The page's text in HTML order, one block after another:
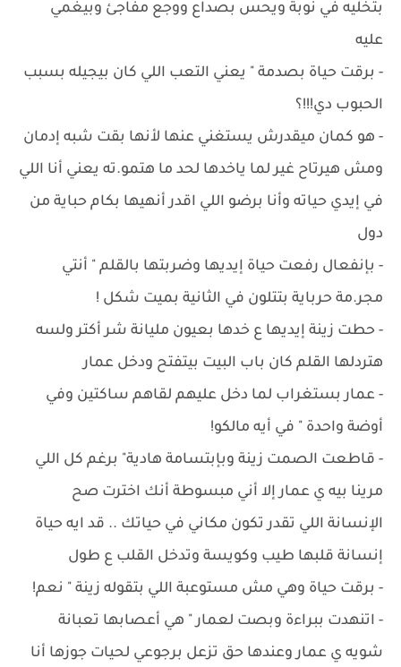
بتخليه في نوبة ويحس بصداع ووجع مفاجئ وبيغمي
عليه
- ‏برقت حياة بصدمة " يعني التعب اللي كان بيجيله بسبب
الحبوب دي!!!؟
- ‏هو كمان ميقدرش يستغني عنها لأنها بقت شبه إدمان
ومش هيرتاح غير لما ياخدها لحد ما هتمو.ته يعني أنا اللي
في إيدي حياته وأنا برضو اللي اقدر أنهيها بكام حباية من
دول
- ‏بإنفعال رفعت حياة إيديها وضربتها بالقلم " أنتي
مجر.مة حرباية بتتلون في الثانية بميت شكل !
- ‏حطت زينة إيديها ع خدها بعيون مليانة شر أكتر ولسه
هتردلها القلم كان باب البيت بيتفتح ودخل عمار
- عمار بستغراب لما دخل عليهم لقاهم ساكتين وفي
أوضة واحدة " في أيه مالكو!
- ‏قاطعت الصمت زينة وبإبتسامة هادية" برغم كل اللي
مرينا بيه ي عمار إلا أني مبسوطة أنك اخترت صح
الإنسانة اللي تقدر تكون مكاني في حياتك .. قد ايه حياة
إنسانة قلبها طيب وكويسة وتدخل القلب ع طول
- ‏برقت حياة وهي مش مستوعبة اللي بتقوله زينة " نعم!
- ‏اتنهدت ببراءة وبصت لعمار " هي أعصابها تعبانة
شويه ي عمار وعندها حق تزعل برجوعي لحيات جوزها أنا